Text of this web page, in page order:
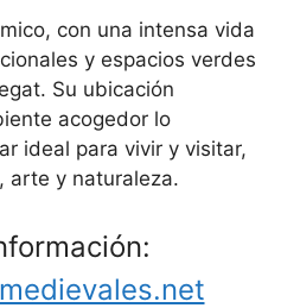
con una intensa vida
y espacios verdes
Su ubicación
acogedor lo
ideal para vivir y visitar,
arte y naturaleza.